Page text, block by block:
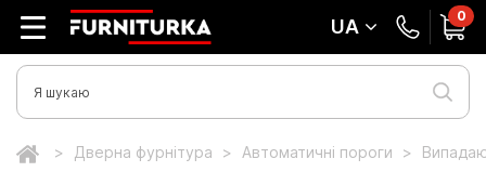
UA 0
Дверна фурнітура Автоматичні пороги